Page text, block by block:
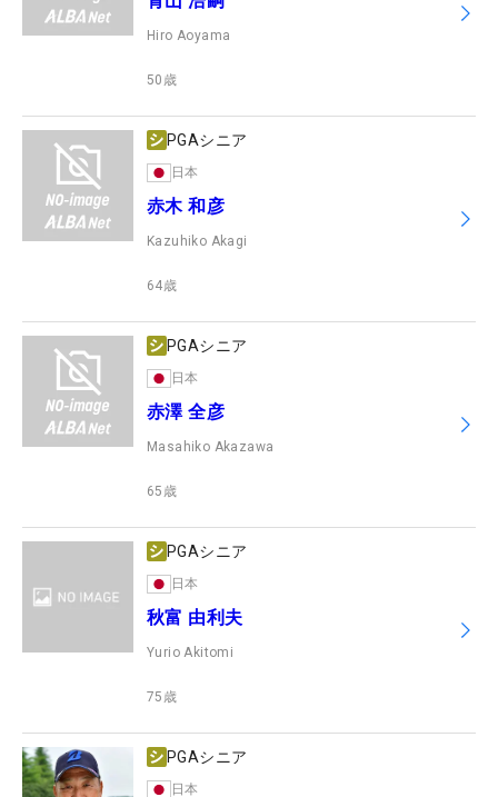
Hiro Aoyama
50 歳
PGAシニア
日本
赤木 和彦
Kazuhiko Akagi
64歳
PGAシニア
日本
赤澤 全彦
Masahiko Akazawa
65 歳
PGAシニア
日本
秋富 由利夫
Yurio Akitomi
75 歳
PGAシニア
日本